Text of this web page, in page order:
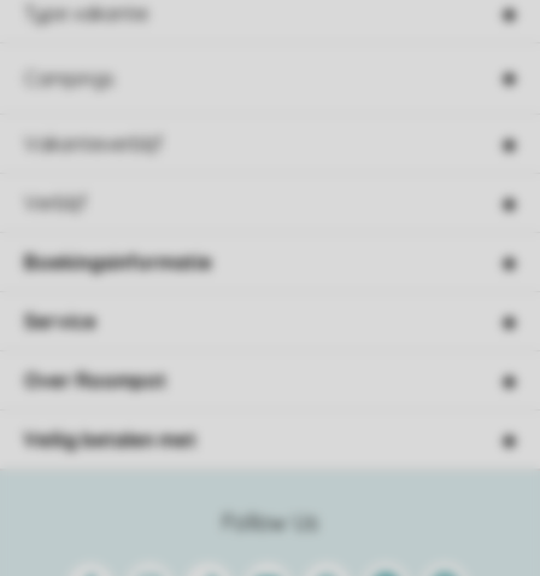
Type vakantie
Campings
Vakantieverblijf
Verblijf
Follow Us
Boekingsinformatie
Service
Over Roompot
Veilig betalen met